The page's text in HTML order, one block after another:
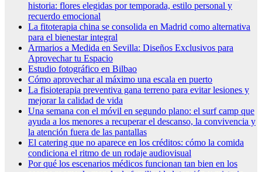
historia: flores elegidas por temporada, estilo personal y
recuerdo emocional
La fitoterapia china se consolida en Madrid como alternativa
para el bienestar integral
Armarios a Medida en Sevilla: Diseños Exclusivos para
Aprovechar tu Espacio
Estudio fotográfico en Bilbao
Cómo aprovechar al máximo una escala en puerto
La fisioterapia preventiva gana terreno para evitar lesiones y
mejorar la calidad de vida
Una semana con el móvil en segundo plano: el surf camp que
ayuda a los menores a recuperar el descanso, la convivencia y
la atención fuera de las pantallas
El catering que no aparece en los créditos: cómo la comida
condiciona el ritmo de un rodaje audiovisual
Por qué los escenarios médicos funcionan tan bien en los